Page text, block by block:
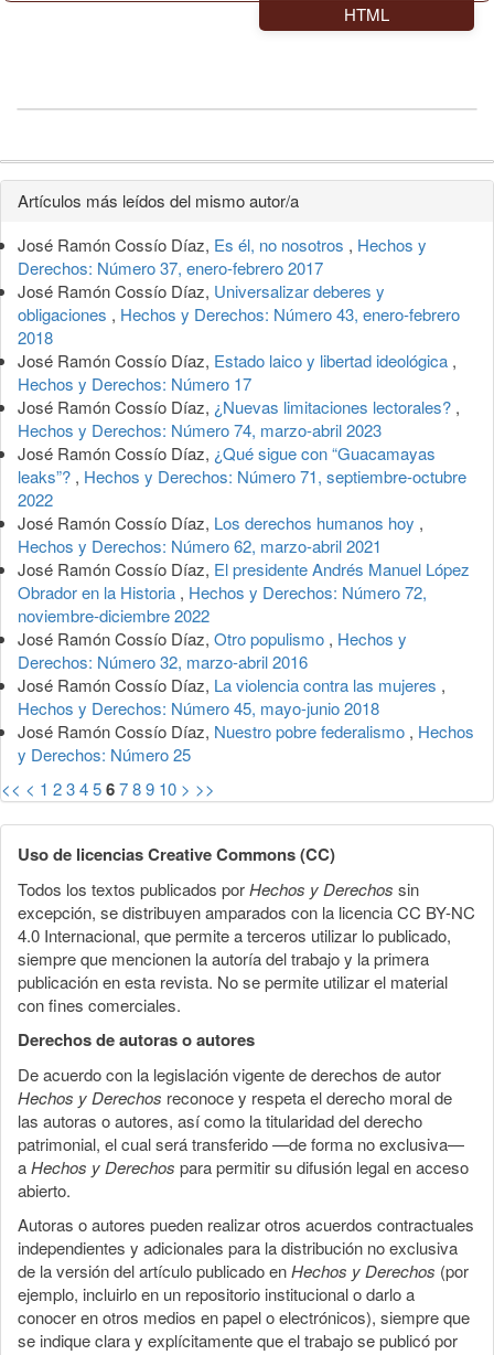
HTML
Detalles
del
artículo
Artículos más leídos del mismo autor/a
José Ramón Cossío Díaz, Es él, no nosotros , Hechos y
Derechos: Número 37, enero-febrero 2017
José Ramón Cossío Díaz, Universalizar deberes y
obligaciones , Hechos y Derechos: Número 43, enero-febrero
2018
José Ramón Cossío Díaz, Estado laico y libertad ideológica ,
Hechos y Derechos: Número 17
José Ramón Cossío Díaz, ¿Nuevas limitaciones lectorales? ,
Hechos y Derechos: Número 74, marzo-abril 2023
José Ramón Cossío Díaz, ¿Qué sigue con “Guacamayas
leaks”? , Hechos y Derechos: Número 71, septiembre-octubre
2022
José Ramón Cossío Díaz, Los derechos humanos hoy ,
Hechos y Derechos: Número 62, marzo-abril 2021
José Ramón Cossío Díaz, El presidente Andrés Manuel López
Obrador en la Historia , Hechos y Derechos: Número 72,
noviembre-diciembre 2022
José Ramón Cossío Díaz, Otro populismo , Hechos y
Derechos: Número 32, marzo-abril 2016
José Ramón Cossío Díaz, La violencia contra las mujeres ,
Hechos y Derechos: Número 45, mayo-junio 2018
José Ramón Cossío Díaz, Nuestro pobre federalismo , Hechos
y Derechos: Número 25
<< < 1 23456789 10 > >>
Uso de licencias Creative Commons (CC)
Todos los textos publicados porHechos y Derechos sin
excepción, se distribuyen amparados con la licencia CC BY-NC
4.0 Internacional, que permite a terceros utilizar lo publicado,
siempre que mencionen la autoría del trabajo y la primera
publicación en esta revista. No se permite utilizar el material
con fines comerciales.
Derechos de autoras o autores
De acuerdo con la legislación vigente de derechos de autor
Hechos y Derechos reconoce y respeta el derecho moral de
las autoras o autores, así como la titularidad del derecho
patrimonial, el cual será transferido —de forma no exclusiva—
aHechos y Derechos para permitir su difusión legal en acceso
abierto.
Autoras o autores pueden realizar otros acuerdos contractuales
independientes y adicionales para la distribución no exclusiva
de la versión del artículo publicado enHechos y Derechos (por
ejemplo, incluirlo en un repositorio institucional o darlo a
conocer en otros medios en papel o electrónicos), siempre que
se indique clara y explícitamente que el trabajo se publicó por